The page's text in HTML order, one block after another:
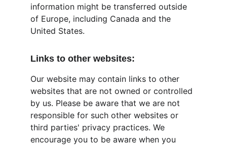
information might be transferred outside
of Europe, including Canada and the
United States.
Links to other websites:
Our website may contain links to other
websites that are not owned or controlled
by us. Please be aware that we are not
responsible for such other websites or
third parties' privacy practices. We
encourage you to be aware when you